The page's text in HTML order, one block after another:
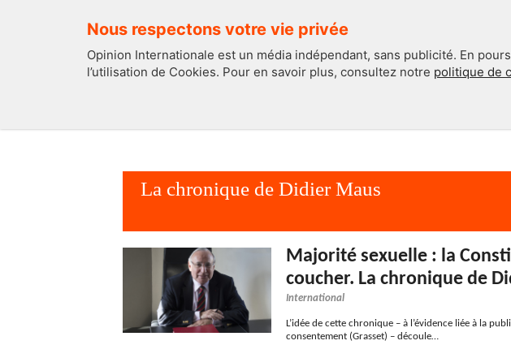
Nous respectons votre vie privée
Opinion Internationale est un média indépendant, sans publicité. En
l’utilisation de Cookies. Pour en savoir plus, consultez notre politique de
La chronique de Didier Maus
Majorité sexuelle : la
coucher. La chronique de
International
L’idée de cette chronique – à l’évidence liée à la
consentement (Grasset) – découle…